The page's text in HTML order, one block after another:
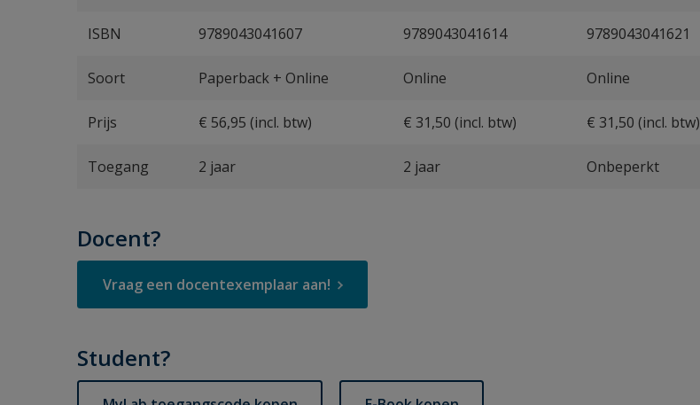
ISBN 9789043041607 9789043041614 9789043041621
Soort Paperback + Online Online Online
Prijs € 56,95 (incl. btw) € 31,50 (incl. btw) € 31,50 (incl. btw)
Toegang 2 jaar 2 jaar Onbeperkt
Docent?
Vraag een docentexemplaar aan!
Student?